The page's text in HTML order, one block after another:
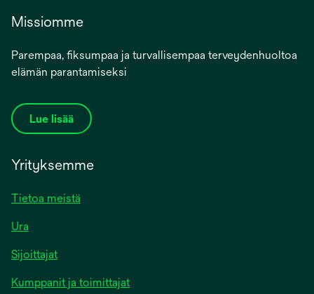
Missiomme
Parempaa, fiksumpaa ja turvallisempaa terveydenhuoltoa
elämän parantamiseksi
Lue lisää
Yrityksemme
Tietoa meistä
Ura
Sijoittajat
Kumppanit ja toimittajat